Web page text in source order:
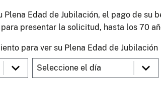
Edad de Jubilación, el pago de su
presentar la solicitud, hasta los 70
para ver su Plena Edad de Jubilación